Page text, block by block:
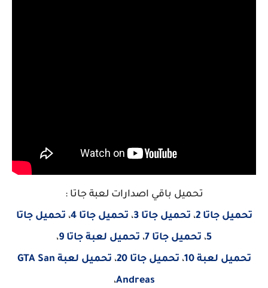
تحميل باقي اصدارات لعبة جاتا :
تحميل جاتا 2 ، تحميل جاتا 3 ، تحميل جاتا 4 ، تحميل جاتا
5، تحميل جاتا 7 ، تحميل لعبة جاتا 9
،
تحميل لعبة 10
، تحميل جاتا 20 ،
تحميل لعبة GTA San
Andreas،